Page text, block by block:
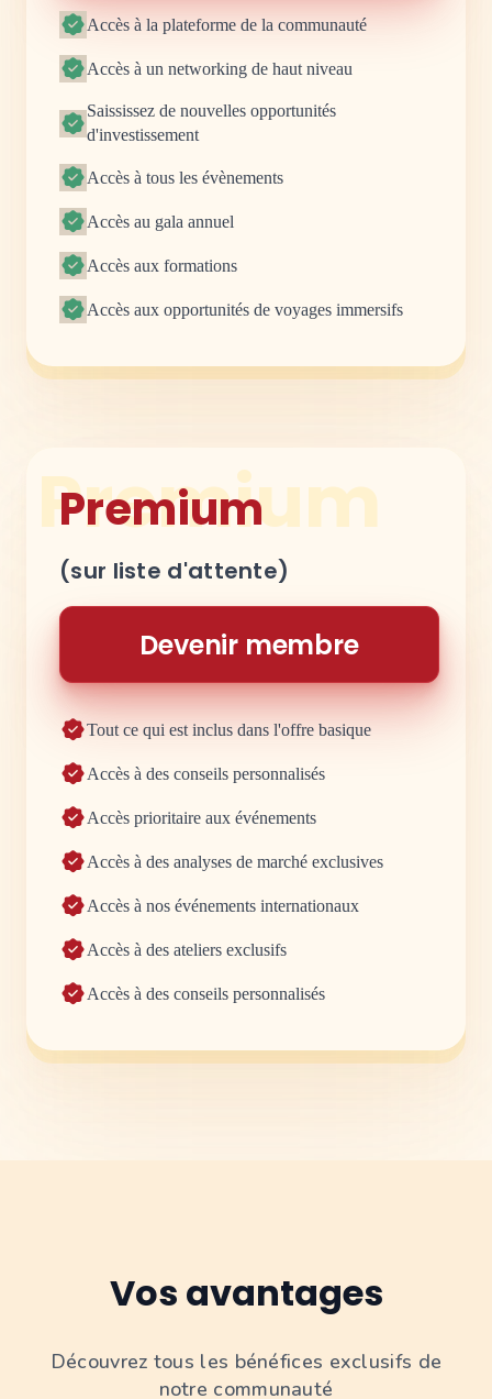
Accès à la plateforme de la communauté
Accès à un networking de haut niveau
Saississez de nouvelles opportunités
d'investissement
Accès à tous les évènements
Accès au gala annuel
Accès aux formations
Accès aux opportunités de voyages immersifs
Premium
Premium
(sur liste d'attente)
Devenir membre
Tout ce qui est inclus dans l'offre basique
Accès à des conseils personnalisés
Accès prioritaire aux événements
Accès à des analyses de marché exclusives
Accès à nos événements internationaux
Accès à des ateliers exclusifs
Accès à des conseils personnalisés
Vos avantages
Découvrez tous les bénéfices exclusifs de
notre communauté